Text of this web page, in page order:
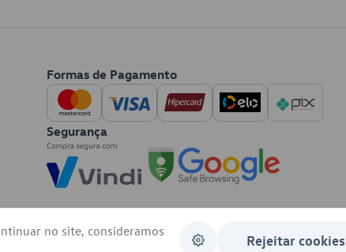
Formas de Pagamento
Segurança
no site, consideramos
Rejeitar cookies